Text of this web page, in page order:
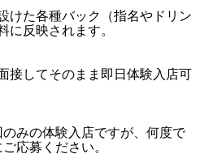
けた各種バック（指名やドリン
に反映されます。
接してそのまま即日体験入店可
みの体験入店ですが、何度で
応募ください。